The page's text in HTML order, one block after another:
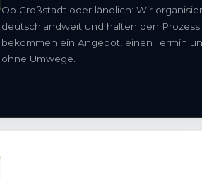
Ob Großstadt oder ländlich: Wir
deutschlandweit und halten den Prozess
bekommen ein Angebot, einen Termin
ohne Umwege.